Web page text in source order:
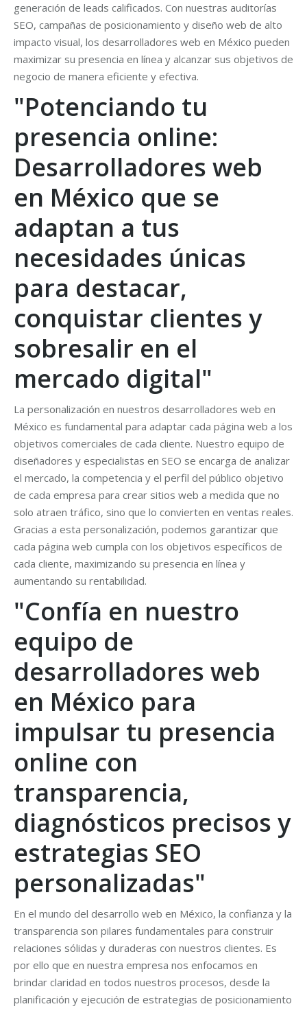
generación de leads calificados. Con nuestras auditorías
SEO, campañas de posicionamiento y diseño web de alto
impacto visual, los desarrolladores web en México pueden
maximizar su presencia en línea y alcanzar sus objetivos de
negocio de manera eficiente y efectiva.
"Potenciando tu
presencia online:
Desarrolladores web
en México que se
adaptan a tus
necesidades únicas
para destacar,
conquistar clientes y
sobresalir en el
mercado digital"
La personalización en nuestros desarrolladores web en
México es fundamental para adaptar cada página web a los
objetivos comerciales de cada cliente. Nuestro equipo de
diseñadores y especialistas en SEO se encarga de analizar
el mercado, la competencia y el perfil del público objetivo
de cada empresa para crear sitios web a medida que no
solo atraen tráfico, sino que lo convierten en ventas reales.
Gracias a esta personalización, podemos garantizar que
cada página web cumpla con los objetivos específicos de
cada cliente, maximizando su presencia en línea y
aumentando su rentabilidad.
"Confía en nuestro
equipo de
desarrolladores web
en México para
impulsar tu presencia
online con
transparencia,
diagnósticos precisos y
estrategias SEO
personalizadas"
En el mundo del desarrollo web en México, la confianza y la
transparencia son pilares fundamentales para construir
relaciones sólidas y duraderas con nuestros clientes. Es
por ello que en nuestra empresa nos enfocamos en
brindar claridad en todos nuestros procesos, desde la
planificación y ejecución de estrategias de posicionamiento